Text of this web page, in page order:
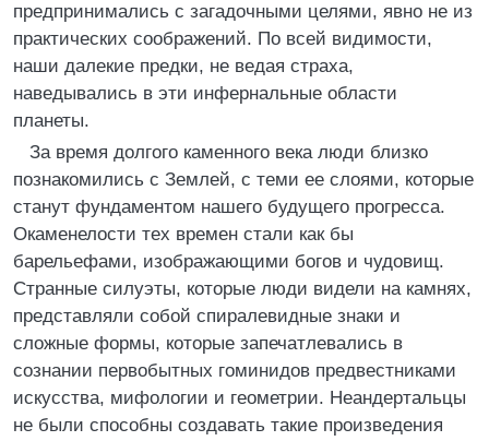
предпринимались с загадочными целями, явно не из
практических соображений. По всей видимости,
наши далекие предки, не ведая страха,
наведывались в эти инфернальные области
планеты.
За время долгого каменного века люди близко
познакомились с Землей, с теми ее слоями, которые
станут фундаментом нашего будущего прогресса.
Окаменелости тех времен стали как бы
барельефами, изображающими богов и чудовищ.
Странные силуэты, которые люди видели на камнях,
представляли собой спиралевидные знаки и
сложные формы, которые запечатлевались в
сознании первобытных гоминидов предвестниками
искусства, мифологии и геометрии. Неандертальцы
не были способны создавать такие произведения